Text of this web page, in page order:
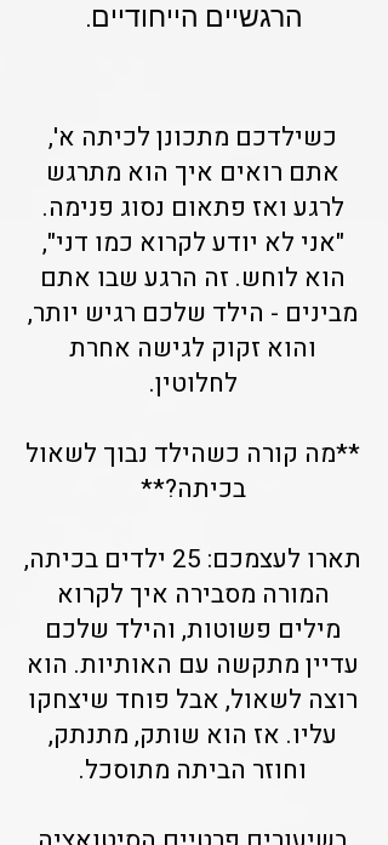
הרגשיים הייחודיים.
כשילדכם מתכונן לכיתה א',
אתם רואים איך הוא מתרגש
לרגע ואז פתאום נסוג פנימה.
"אני לא יודע לקרוא כמו דני",
הוא לוחש. זה הרגע שבו אתם
מבינים - הילד שלכם רגיש יותר,
והוא זקוק לגישה אחרת
לחלוטין.
**מה קורה כשהילד נבוך לשאול
בכיתה?**
תארו לעצמכם: 25 ילדים בכיתה,
המורה מסבירה איך לקרוא
מילים פשוטות, והילד שלכם
עדיין מתקשה עם האותיות. הוא
רוצה לשאול, אבל פוחד שיצחקו
עליו. אז הוא שותק, מתנתק,
וחוזר הביתה מתוסכל.